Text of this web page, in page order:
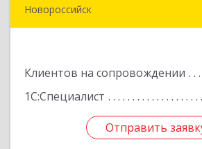
Новороссийск
Клиентов на сопровождении
1С:Специалист
Отправить
Отправить